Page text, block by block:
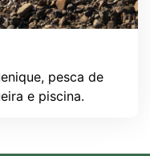
pesca de
e piscina.